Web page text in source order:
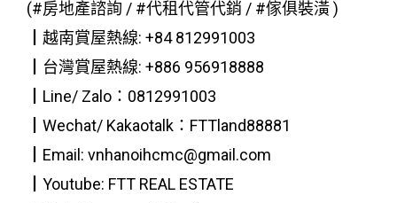
(#房地產諮詢 / #代租代管代銷 / #傢俱裝潢 )
┃越南賞屋熱線: +84 812991003
┃台灣賞屋熱線: +886 956918888
┃Line/ Zalo：0812991003
┃Wechat/ Kakaotalk：FTTland88881
┃Email: vnhanoihcmc@gmail.com
┃Youtube: FTT REAL ESTATE